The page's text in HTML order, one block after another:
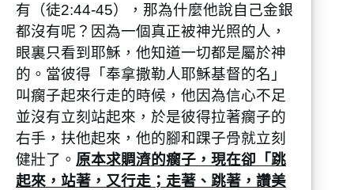
有（徒2:44-45），那為什麼他說自己金銀
都沒有呢？因為一個真正被神光照的人，
眼裏只看到耶穌，他知道一切都是屬於神
的。當彼得「奉拿撒勒人耶穌基督的名」
叫瘸子起來行走的時候，他因為信心不足
並沒有立刻站起來，於是彼得拉著瘸子的
右手，扶他起來，他的腳和踝子骨就立刻
健壯了。 原本求賙濟的瘸子，現在卻「跳
起來，站著，又行走；走著、跳著，讚美